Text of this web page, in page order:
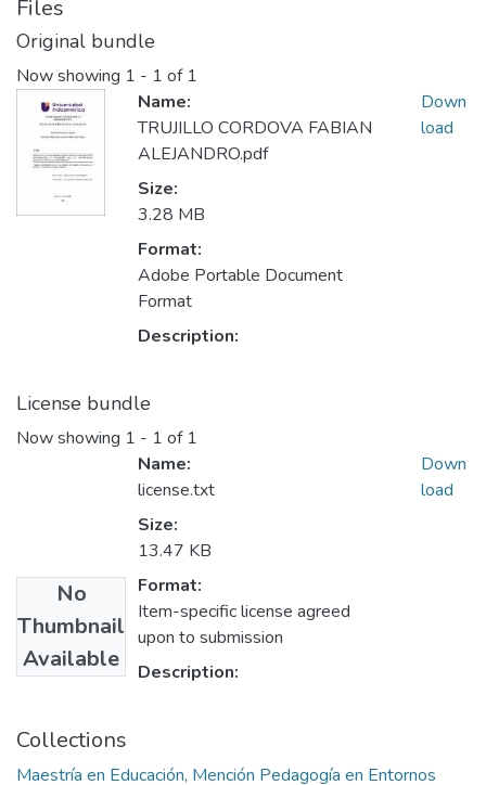
Files
Original bundle
Now showing 1 - 1 of 1
Name:
TRUJILLO CORDOVA FABIAN
ALEJANDRO.pdf
Size:
3.28 MB
Format:
Adobe Portable Document
Format
Description:
Down
load
License bundle
Now showing 1 - 1 of 1
No
Thumbnail
Available
Name:
license.txt
Size:
13.47 KB
Format:
Item-specific license agreed
upon to submission
Description:
Down
load
Collections
Maestría en Educación, Mención Pedagogía en Entornos